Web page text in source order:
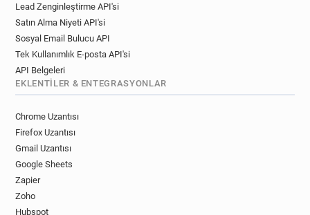
Lead Zenginleştirme API'si
Satın Alma Niyeti API'si
Sosyal Email Bulucu API
Tek Kullanımlık E-posta API'si
API Belgeleri
EKLENTILER & ENTEGRASYONLAR
Chrome Uzantısı
Firefox Uzantısı
Gmail Uzantısı
Google Sheets
Zapier
Zoho
Hubspot